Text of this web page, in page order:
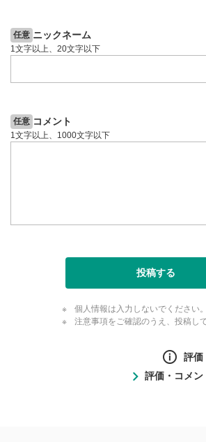
任意 ニックネーム
1文字以上、20文字以下
任意 コメント
1文字以上、1000文字以下
投稿する
個人情報は入力しないでください。
注意事項をご確認のうえ、投稿し
評価
評価・コメ